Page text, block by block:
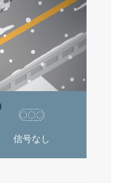
信号なし